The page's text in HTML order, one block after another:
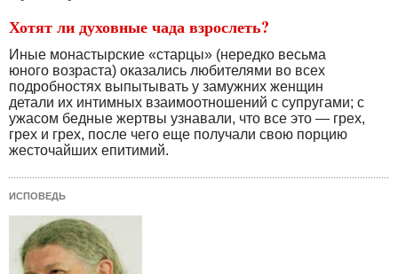
Хотят ли духовные чада взрослеть?
Иные монастырские «старцы» (нередко весьма
юного возраста) оказались любителями во всех
подробностях выпытывать у замужних женщин
детали их интимных взаимоотношений с супругами; с
ужасом бедные жертвы узнавали, что все это — грех,
грех и грех, после чего еще получали свою порцию
жесточайших епитимий.
ИСПОВЕДЬ